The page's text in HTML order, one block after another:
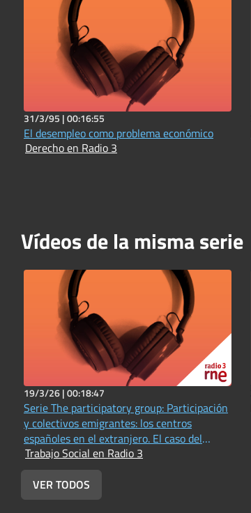
31/3/95 |00:16:55
El desempleo como problema económico
Derecho en Radio 3
Vídeos de la misma serie
19/3/26 |00:18:47
Serie The participatory group: Participación
y colectivos emigrantes: los centros
españoles en el extranjero. El caso del
Centro Español del Perú
Trabajo Social en Radio 3
VER TODOS